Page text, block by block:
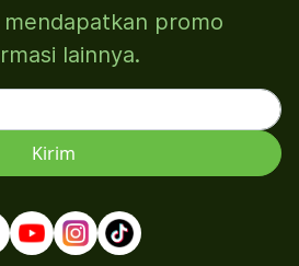
promo
lainnya.